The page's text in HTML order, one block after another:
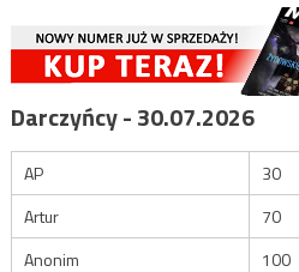
Darczyńcy - 30.07.2026
AP
30
Artur
70
Anonim
100